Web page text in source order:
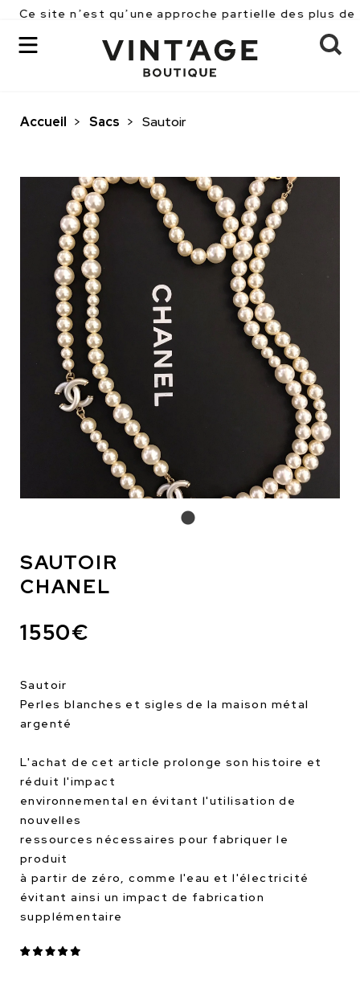
qu’une approche partielle des plus de 2500
Accueil > Sacs > Sautoir
SAUTOIR
CHANEL
1550€
Sautoir
Perles blanches et sigles de la maison métal
argenté
L'achat de cet article prolonge son histoire et
réduit l'impact
environnemental en évitant l'utilisation de
nouvelles
ressources nécessaires pour fabriquer le
produit
à partir de zéro, comme l'eau et l'électricité
évitant ainsi un impact de fabrication
supplémentaire